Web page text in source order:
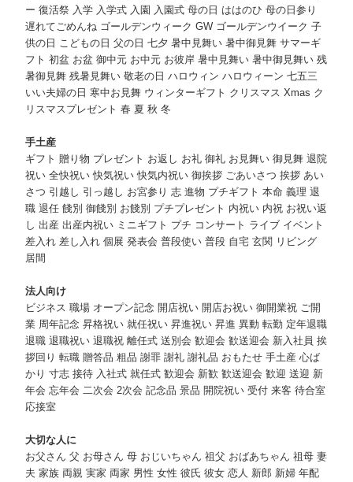
ー 復活祭 入学 入学式 入園 入園式 母の日 ははのひ 母の日参り
遅れてごめんね ゴールデンウィーク GW ゴールデンウイーク 子
供の日 こどもの日 父の日 七夕 暑中見舞い 暑中御見舞 サマーギ
フト 初盆 お盆 御中元 お中元 お彼岸 暑中見舞い 暑中御見舞い 残
暑御見舞 残暑見舞い 敬老の日 ハロウィン ハロウィーン 七五三
いい夫婦の日 寒中お見舞 ウィンターギフト クリスマス Xmas ク
リスマスプレゼント 春 夏 秋 冬
手土産
ギフト 贈り物 プレゼント お返し お礼 御礼 お見舞い 御見舞 退院
祝い 全快祝い 快気祝い 快気内祝い 御挨拶 ごあいさつ 挨拶 あい
さつ 引越し 引っ越し お宮参り 志 進物 プチギフト 本命 義理 退
職 退任 餞別 御餞別 お餞別 プチプレゼント 内祝い 内祝 お祝い返
し 出産 出産内祝い ミニギフト プチ コンサート ライブ イベント
差入れ 差し入れ 個展 発表会 普段使い 普段 自宅 玄関 リビング
居間
法人向け
ビジネス 職場 オープン記念 開店祝い 開店お祝い 御開業祝 ご開
業 周年記念 昇格祝い 就任祝い 昇進祝い 昇進 異動 転勤 定年退職
退職 退職祝い 退職祝 離任式 送別会 歓迎会 歓送迎会 新入社員 挨
拶回り 転職 贈答品 粗品 謝罪 謝礼 謝礼品 おもたせ 手土産 心ば
かり 寸志 接待 入社式 就任式 歓迎会 新歓 歓送迎会 歓迎 送迎 新
年会 忘年会 二次会 2次会 記念品 景品 開院祝い 受付 来客 待合室
応接室
大切な人に
お父さん 父 お母さん 母 おじいちゃん 祖父 おばあちゃん 祖母 妻
夫 家族 両親 実家 両家 男性 女性 彼氏 彼女 恋人 新郎 新婦 年配